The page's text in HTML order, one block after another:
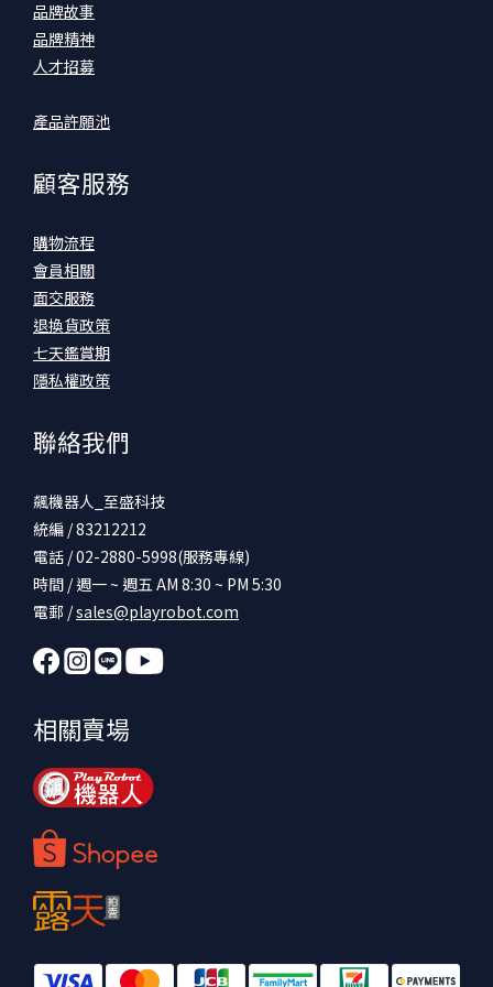
品牌故事
品牌精神
人才招募
產品許願池
顧客服務
購物流程
會員相關
面交服務
退換貨政策
七天鑑賞期
隱私權政策
聯絡我們
飆機器人_至盛科技
統編 / 83212212
電話 / 02-2880-5998(服務專線)
時間 / 週一 ~ 週五 AM 8:30 ~ PM 5:30
電郵 /sales@playrobot.com
相關賣場